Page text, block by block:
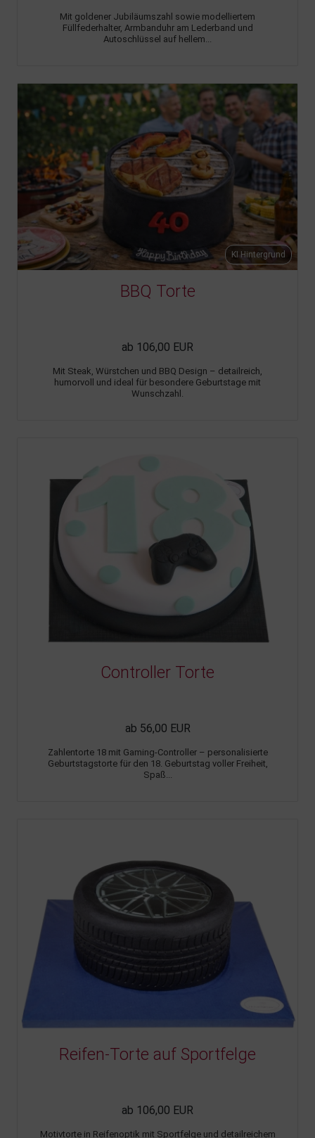
Mit goldener Jubiläumszahl sowie modelliertem
Füllfederhalter, Armbanduhr am Lederband und
Autoschlüssel auf hellem...
KI Hintergrund
BBQ Torte
ab 106,00 EUR
Mit Steak, Würstchen und BBQ Design – detailreich,
humorvoll und ideal für besondere Geburtstage mit
Wunschzahl.
Controller Torte
ab 56,00 EUR
Zahlentorte 18 mit Gaming-Controller – personalisierte
Geburtstagstorte für den 18. Geburtstag voller Freiheit,
Spaß...
Reifen-Torte auf Sportfelge
ab 106,00 EUR
Motivtorte in Reifenoptik mit Sportfelge und detailreichem